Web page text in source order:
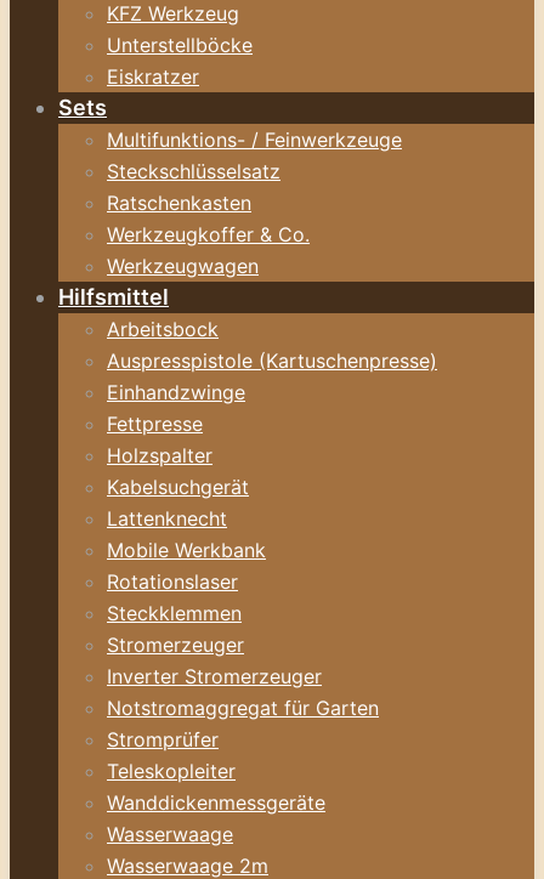
KFZ Werkzeug
Unterstellböcke
Eiskratzer
Sets
Multifunktions- / Feinwerkzeuge
Steckschlüsselsatz
Ratschenkasten
Werkzeugkoffer & Co.
Werkzeugwagen
Hilfsmittel
Arbeitsbock
Auspresspistole (Kartuschenpresse)
Einhandzwinge
Fettpresse
Holzspalter
Kabelsuchgerät
Lattenknecht
Mobile Werkbank
Rotationslaser
Steckklemmen
Stromerzeuger
Inverter Stromerzeuger
Notstromaggregat für Garten
Stromprüfer
Teleskopleiter
Wanddickenmessgeräte
Wasserwaage
Wasserwaage 2m